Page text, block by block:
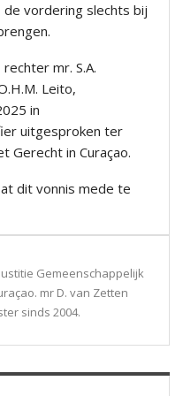
vordering slechts bij
mr. S.A.
Leito,
in
uitgesproken ter
Gerecht in Curaçao.
dit vonnis mede te
Gemeenschappelijk
mr D. van Zetten
sinds 2004.